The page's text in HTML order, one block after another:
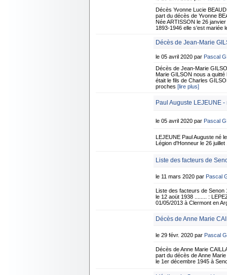
Décès Yvonne Lucie
part du décès de Yvonne
Née ARTISSON le 26
1893-1946 elle s’est mariée
Décès de Jean-Marie
le 05 avril 2020 par Pascal
Décès de Jean-Marie
Marie GILSON nous a quitté
était le fils de Charles
proches [lire plus]
Paul Auguste LEJEUNE
le 05 avril 2020 par Pascal
LEJEUNE Paul Auguste né
Légion d'Honneur le 26
Liste des facteurs de
le 11 mars 2020 par Pascal
Liste des facteurs de Senon
le 12 aoüt 1938 ........ :
01/05/2013 à Clermont en
Décès de Anne Marie
le 29 févr. 2020 par Pascal
Décès de Anne Marie
part du décès de Anne
le 1er décembre 1945 à